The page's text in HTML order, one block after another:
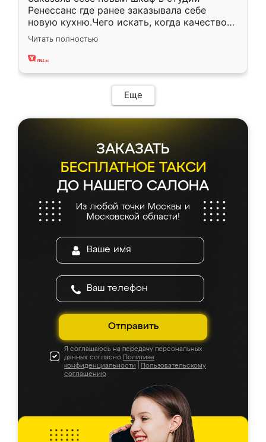
Ренессанс где ранее заказывала себе
новую кухню.Чего искать, когда качеством
вполне довольна. Служит кухня уже почти
два года, нареканий нет.
Читать полностью
Еще
ЗАКАЗАТЬ
БЕСПЛАТНОЕ ТАКСИ
ДО НАШЕГО САЛОНА
Из любой точки Москвы и
Московской области!
Отправить
Я соглашаюсь на передачу персональных
данных согласно Политике
конфиденциальности
Пользовательскому
соглашению